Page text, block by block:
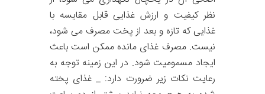
نظر کیفیت و ارزش غذایی قابل مقایسه با
غذایی که تازه و بعد از پخت مصرف می شود،
نیست. مصرف غذای مانده ممکن است باعث
ایجاد مسمومیت شود. در این زمینه توجه به
رعایت نکات زیر ضرورت دارد: _ غذای پخته